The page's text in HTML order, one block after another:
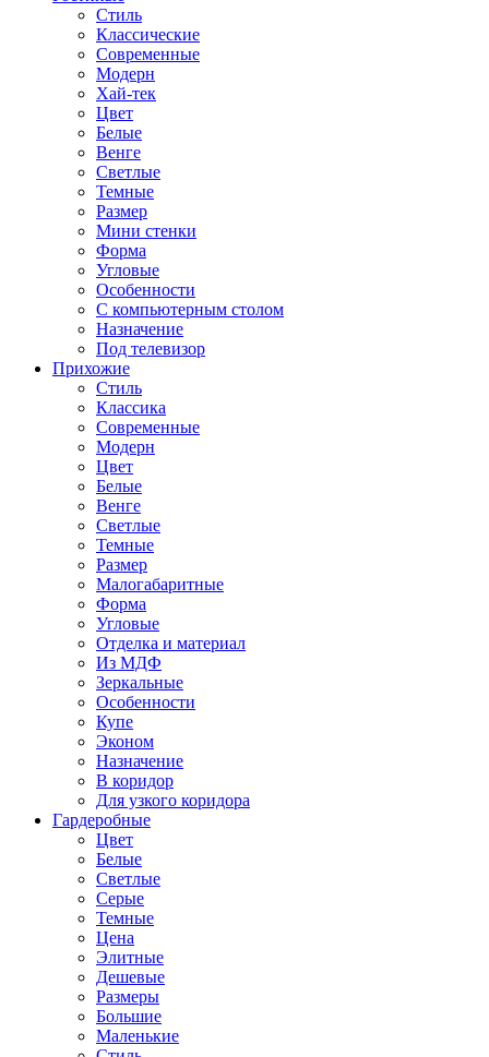
Стиль
Классические
Современные
Модерн
Хай-тек
Цвет
Белые
Венге
Светлые
Темные
Размер
Мини стенки
Форма
Угловые
Особенности
С компьютерным столом
Назначение
Под телевизор
Прихожие
Стиль
Классика
Современные
Модерн
Цвет
Белые
Венге
Светлые
Темные
Размер
Малогабаритные
Форма
Угловые
Отделка и материал
Из МДФ
Зеркальные
Особенности
Купе
Эконом
Назначение
В коридор
Для узкого коридора
Гардеробные
Цвет
Белые
Светлые
Серые
Темные
Цена
Элитные
Дешевые
Размеры
Большие
Маленькие